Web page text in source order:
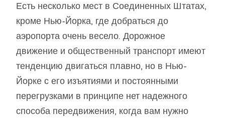
Есть несколько мест в Соединенных Штатах,
кроме Нью-Йорка, где добраться до
аэропорта очень весело. Дорожное
движение и общественный транспорт имеют
тенденцию двигаться плавно, но в Нью-
Йорке с его изъятиями и постоянными
перегрузками в принципе нет надежного
способа передвижения, когда вам нужно